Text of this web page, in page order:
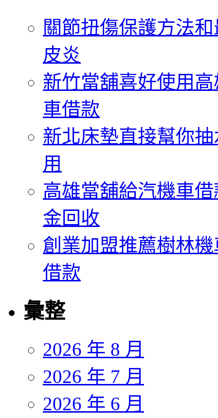
關節扭傷保護方法
皮炎
新竹當舖喜好使用
車借款
新北床墊直接幫你
用
高雄當舖給汽機車
金回收
創業加盟推薦樹林
借款
彙整
2026 年 8 月
2026 年 7 月
2026 年 6 月